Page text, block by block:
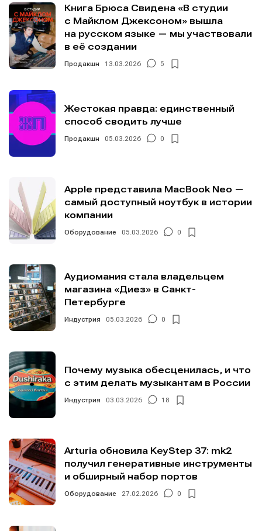
Книга Брюса Свидена «В студии
с Майклом Джексоном» вышла
на русском языке — мы участвовали
в её создании
Продакшн 13.03.2026 5
Жестокая правда: единственный
способ сводить лучше
Продакшн 05.03.2026 0
Apple представила MacBook Neo —
самый доступный ноутбук в истории
компании
Оборудование 05.03.2026 0
Аудиомания стала владельцем
магазина «Диез» в Санкт-
Петербурге
Индустрия 05.03.2026 0
Почему музыка обесценилась, и что
с этим делать музыкантам в России
Индустрия 03.03.2026 18
Arturia обновила KeyStep 37: mk2
получил генеративные инструменты
и обширный набор портов
Оборудование 27.02.2026 0